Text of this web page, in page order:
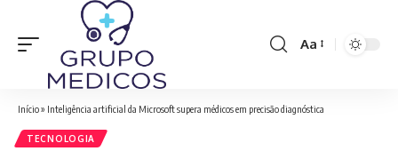
Font
Aa
Início» Inteligência artificial da Microsoft supera médicos em precisão diagnóstica
TECNOLOGIA